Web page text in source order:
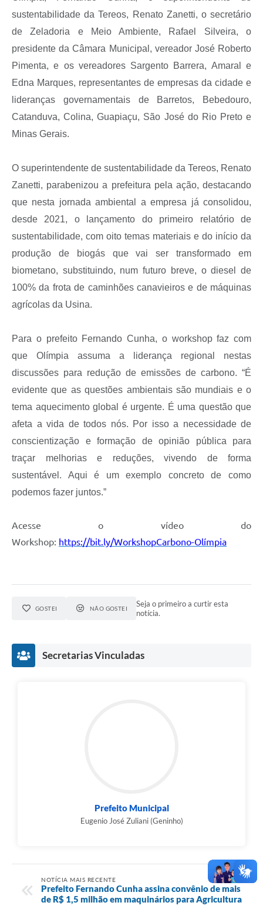
sustentabilidade da Tereos, Renato Zanetti, o secretário
de Zeladoria e Meio Ambiente, Rafael Silveira, o
presidente da Câmara Municipal, vereador José Roberto
Pimenta, e os vereadores Sargento Barrera, Amaral e
Edna Marques, representantes de empresas da cidade e
lideranças governamentais de Barretos, Bebedouro,
Catanduva, Colina, Guapiaçu, São José do Rio Preto e
Minas Gerais.
O superintendente de sustentabilidade da Tereos, Renato
Zanetti, parabenizou a prefeitura pela ação, destacando
que nesta jornada ambiental a empresa já consolidou,
desde 2021, o lançamento do primeiro relatório de
sustentabilidade, com oito temas materiais e do início da
produção de biogás que vai ser transformado em
biometano, substituindo, num futuro breve, o diesel de
100% da frota de caminhões canavieiros e de máquinas
agrícolas da Usina.
Para o prefeito Fernando Cunha, o workshop faz com
que Olímpia assuma a liderança regional nestas
discussões para redução de emissões de carbono. “É
evidente que as questões ambientais são mundiais e o
tema aquecimento global é urgente. É uma questão que
afeta a vida de todos nós. Por isso a necessidade de
conscientização e formação de opinião pública para
traçar melhorias e reduções, vivendo de forma
sustentável. Aqui é um exemplo concreto de como
podemos fazer juntos.”
Acesse o vídeo do
Workshop: https://bit.ly/WorkshopCarbono-Olímpia
GOSTEI NÃO GOSTEI
Seja o primeiro a curtir esta
notícia.
Secretarias Vinculadas
Prefeito Municipal
Eugenio José Zuliani (Geninho)
NOTÍCIA MAIS RECENTE
Prefeito Fernando Cunha assina convênio de mais
de R$ 1,5 milhão em maquinários para Agricultura